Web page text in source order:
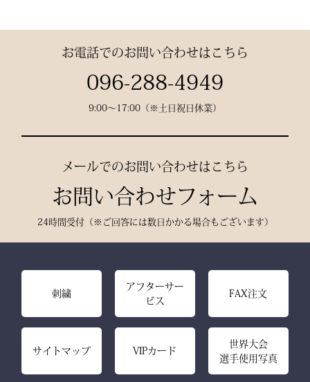
本最古クラスの木綿生地。
熟練職人の 丁寧な縫製
お電話でのお問い合わせはこちら
096-288-4949
9:00〜17:00（※土日祝日休業）
メールでのお問い合わせはこちら
お問い合わせフォーム
24時間受付（※ご回答には数日かかる場合もございます）
刺繍
アフターサー
ビス
FAX注文
サイトマップ VIPカード
世界大会
選手使用写真